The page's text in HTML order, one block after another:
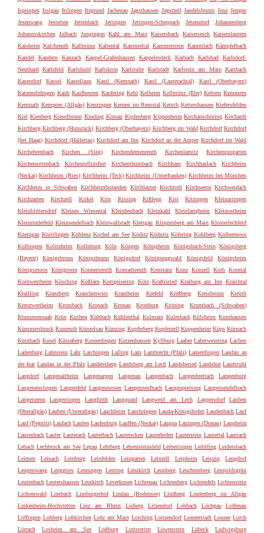
Ispringen Issigau Ittlingen Itzgrund Jachenau Jagsthausen Jagstzell Jandelsbrunn Jena Jengen
Jesenwang
Jestetten Jettenbach Jettingen Jettingen-Scheppach Jetzendorf
Johannesberg
Johanniskirchen
Julbach Jungingen Kahl am Main Kaisersbach Kaisersesch
Kaiserslautern
Kaisheim Kalchreuth Kallmünz Kaltental Kammeltal Kammerstein Kammlach Kämpfelbach
Kandel
Kandern Kanzach Kappel-Grafenhausen Kappelrodeck Karbach Karlsbad
Karlsdorf-
Neuthard
Karlsfeld Karlshuld Karlskron Karlsruhe Karlstadt Karlstein am Main
Karsbach
Kasendorf
Kassel Kastellaun Kastl (Kemnath) Kastl (Lauterachtal)
Kastl (Oberbayern)
Katzenelnbogen Kaub Kaufbeuren Kaufering Kehl Kelheim Kellmünz (Iller) Keltern Kemmern
Kemnath Kempten (Allgäu) Kenzingen Kernen im Remstal Ketsch Kettershausen Kiefersfelden
Kiel Kienberg Kieselbronn Kinding Kinsau Kipfenberg Kippenheim Kirchanschöring Kirchardt
Kirchberg Kirchberg (Hunsrück) Kirchberg (Oberbayern) Kirchberg im Wald Kirchdorf Kirchdorf
(bei Haag) Kirchdorf (Hallertau) Kirchdorf am Inn Kirchdorf an der Amper Kirchdorf im Wald
Kirchehrenbach
Kirchen (Sieg) Kirchendemenreuth Kirchenlamitz
Kirchenpingarten
Kirchensittenbach
Kirchentellinsfurt Kirchenthumbach Kirchham Kirchhaslach
Kirchheim
(Neckar) Kirchheim (Ries) Kirchheim (Teck) Kirchheim (Unterfranken) Kirchheim bei München
Kirchheim in Schwaben Kirchheimbolanden Kirchlauter Kirchroth Kirchseeon Kirchweidach
Kirchzarten
Kirchzell Kirkel Kirn Kissing Kißlegg Kist Kitzingen
Kleinaitingen
Kleinblittersdorf
Kleines Wiesental Kleinheubach Kleinkahl Kleinlangheim
Kleinostheim
Kleinrinderfeld Kleinsendelbach Kleinwallstadt Klettgau Klingenberg am Main Klosterlechfeld
Knetzgau Knittlingen Koblenz Kochel am See Köditz Ködnitz Köfering Kohlberg Kolbermoor
Kolbingen
Kolitzheim Kollnburg Köln Köngen Königheim Königsbach-Stein
Königsberg
(Bayern)
Königsbronn Königsbrunn Königsdorf Königseggwald Königsfeld
Königsheim
Königsmoos Königstein Konnersreuth Konradsreuth Konstanz Konz Konzell Korb Korntal
Kornwestheim Kösching Kößlarn Kottgeisering Kötz Kraftisried Kraiburg am Inn Kraichtal
Krailling
Kranzberg Krauchenwies Krautheim Krefeld Kreßberg Kressbronn
Kreuth
Kreuzwertheim
Krombach Kronach Kronau Kronburg Kröning
Krumbach (Schwaben)
Krummennaab Krün Kuchen Kühbach Kühlenthal Kulmain Kulmbach Külsheim Kumhausen
Kümmersbruck Kunreuth Künzelsau Künzing Kupferberg Kupferzell Kuppenheim Küps Kürnach
Kürnbach Kusel Küssaberg Kusterdingen Kutzenhausen Kyllburg Laaber Laberweinting Lachen
Ladenburg Lahnstein Lahr Laichingen Lalling Lam Lambrecht (Pfalz) Lamerdingen Landau an
der Isar Landau in der Pfalz Landensberg Landsberg am Lech Landsberied Landshut Landstuhl
Langdorf
Langenaltheim Langenargen Langenau Langenbach Langenbrettach
Langenburg
Langenenslingen Langenfeld Langenmosen Langenneufnach Langenpreising Langensendelbach
Langenzenn
Langerringen Langfurth Langquaid Langweid am Lech Lappersdorf
Lauben
(Oberallgäu) Lauben (Unterallgäu) Lauchheim Lauchringen Lauda-Königshofen Laudenbach Lauf
Lauf (Pegnitz) Laufach Laufen Laufenburg Lauffen (Neckar) Laugna Lauingen (Donau) Laupheim
Lautenbach Lauter Lauterach Lauterbach Lauterecken Lauterhofen Lauterstein Lautertal Lautrach
Lebach Lechbruck am See Legau Lehrberg Lehrensteinsfeld Leibertingen Leiblfing Leidersbach
Leimen
Leinach Leinburg Leinfelden Leingarten Leinzell Leipheim Leipzig
Lengdorf
Lengenwang Lenggries Lenningen Lenting Lenzkirch Leonberg Leuchtenberg Leupoldsgrün
Leutenbach Leutershausen Leutkirch Leverkusen Lichtenau Lichtenberg Lichtenfels Lichtenstein
Lichtenwald
Limbach Limburgerhof Lindau (Bodensee) Lindberg
Lindenberg im Allgäu
Linkenheim-Hochstetten
Linz am Rhein Lisberg Litzendorf Lobbach Löchgau
Loffenau
Löffingen Lohberg Lohkirchen Lohr am Main Loiching Loitzendorf Lonnerstadt Lonsee Lorch
Lörrach
Losheim am See Loßburg Lottstetten Löwenstein Lübeck
Ludwigsburg